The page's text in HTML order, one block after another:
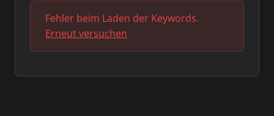
Fehler beim Laden der Keywords.
Erneut versuchen